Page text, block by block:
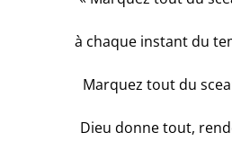
à chaque instant du
Marquez tout du
Dieu donne tout,